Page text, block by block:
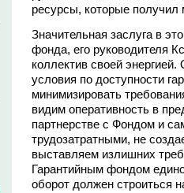
ресурсы, которые
Значительная заслуга в
фонда, его руководителя
коллектив своей
условия по доступности
минимизировать
видим оперативность в
партнерстве с Фондом и
трудозатратными, не
выставляем излишних
Гарантийным фондом
оборот должен строиться